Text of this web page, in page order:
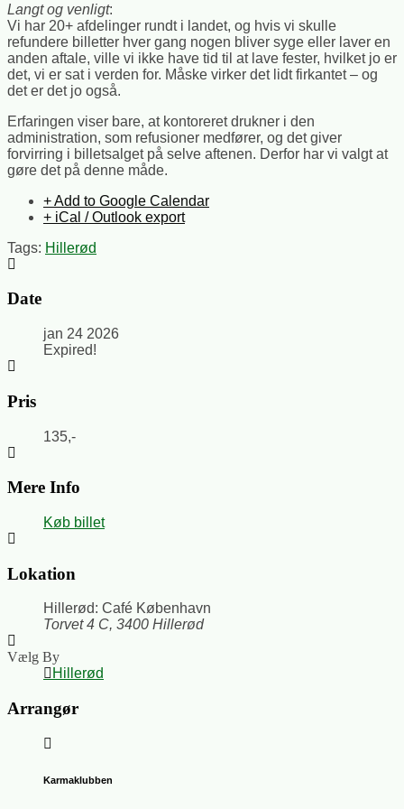
Langt og venligt:
Vi har 20+ afdelinger rundt i landet, og hvis vi skulle
refundere billetter hver gang nogen bliver syge eller laver en
anden aftale, ville vi ikke have tid til at lave fester, hvilket jo er
det, vi er sat i verden for. Måske virker det lidt firkantet – og
det er det jo også.
Erfaringen viser bare, at kontoreret drukner i den
administration, som refusioner medfører, og det giver
forvirring i billetsalget på selve aftenen. Derfor har vi valgt at
gøre det på denne måde.
+ Add to Google Calendar
+ iCal / Outlook export
Tags: Hillerød
Date
jan 24 2026
Expired!
Pris
135,-
Mere Info
Køb billet
Lokation
Hillerød: Café København
Torvet 4 C, 3400 Hillerød
Vælg By
Hillerød
Arrangør
Karmaklubben